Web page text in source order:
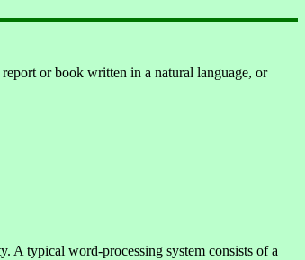
or book written in a natural language, or
A typical word-processing system consists of a